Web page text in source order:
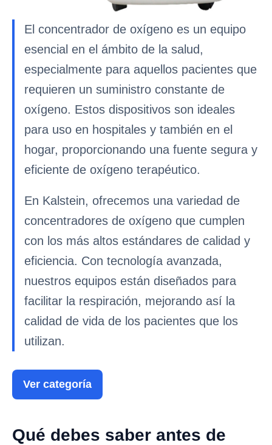
El concentrador de oxígeno es un equipo
esencial en el ámbito de la salud,
especialmente para aquellos pacientes que
requieren un suministro constante de
oxígeno. Estos dispositivos son ideales
para uso en hospitales y también en el
hogar, proporcionando una fuente segura y
eficiente de oxígeno terapéutico.
En Kalstein, ofrecemos una variedad de
concentradores de oxígeno que cumplen
con los más altos estándares de calidad y
eficiencia. Con tecnología avanzada,
nuestros equipos están diseñados para
facilitar la respiración, mejorando así la
calidad de vida de los pacientes que los
utilizan.
Ver categoría
Qué debes saber antes de